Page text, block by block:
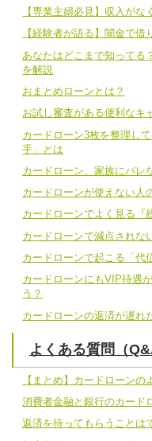
【専業主婦必見】収入が
【経験者が語る】闇金で借
あなたはどこまで知ってる
を解説
おまとめローンとは？
お試し審査がある便利なキ
カードローン3枚を整理し
手」とは
カードローン、家族にバレ
カードローンが使えない人
カードローンでよく見る『
カードローンで減点されな
カードローンで起こる「代
カードローンにもVIP待遇
う？
カードローンの返済が遅れ
よくある質問（
【まとめ】カードローンの
消費者金融と銀行のカード
返済を待ってもらうことは